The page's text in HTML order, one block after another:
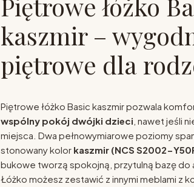
Piętrowe łóżko
kaszmir –
piętrowe dla
Piętrowe łóżko Basic kaszmir pozwala
wspólny pokój dwójki dzieci , nawet jeśli
miejsca. Dwa pełnowymiarowe poziomy
stonowany kolor kaszmir (NCS S2002-
bukowe tworzą spokojną, przytulną bazę do
Łóżko możesz zestawić z innymi meblami z